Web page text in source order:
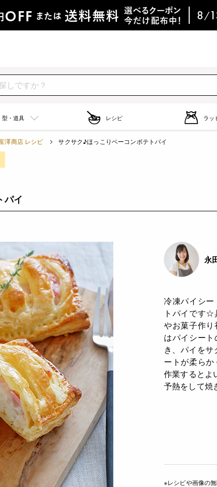
型・道具 レシピ ラッ
澤商店 レシピ サクサク♪ほっこりベーコンポテトパイ
パイ
永
冷凍パイシ
トパイです☆
やお菓子作
はパイシー
き、パイを
ートが柔ら
作業するとよ
予熱をして焼
※レシピや画像の